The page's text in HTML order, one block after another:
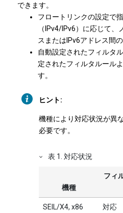
できます。
フロートリンクの設定で
（IPv4/IPv6）に応じて、
スまたはIPv6アドレス間
自動設定されたフィルタ
定されたフィルタルール
す。
ヒント:
機種により対応状況が異
必要です。
表 1 対応状況
機種
フィ
SEIL/X4, x86
対応